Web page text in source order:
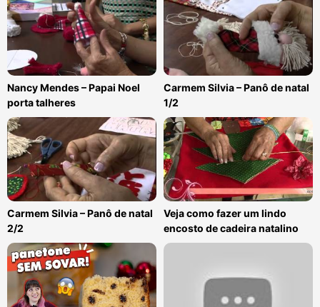
Nancy Mendes – Papai Noel
porta talheres
Carmem Silvia – Panô de natal
1/2
Carmem Silvia – Panô de natal
2/2
Veja como fazer um lindo
encosto de cadeira natalino